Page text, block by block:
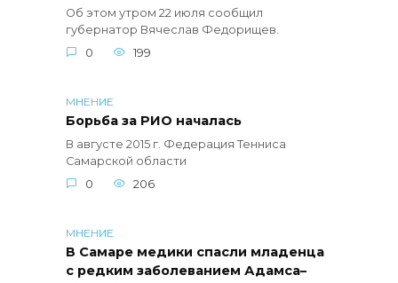
Об этом утром 22 июля сообщил
губернатор Вячеслав Федорищев.
0
199
МНЕНИЕ
Борьба за РИО началась
В августе 2015 г. Федерация Тенниса
Самарской области
0
206
МНЕНИЕ
В Самаре медики спасли младенца
с редким заболеванием Адамса–